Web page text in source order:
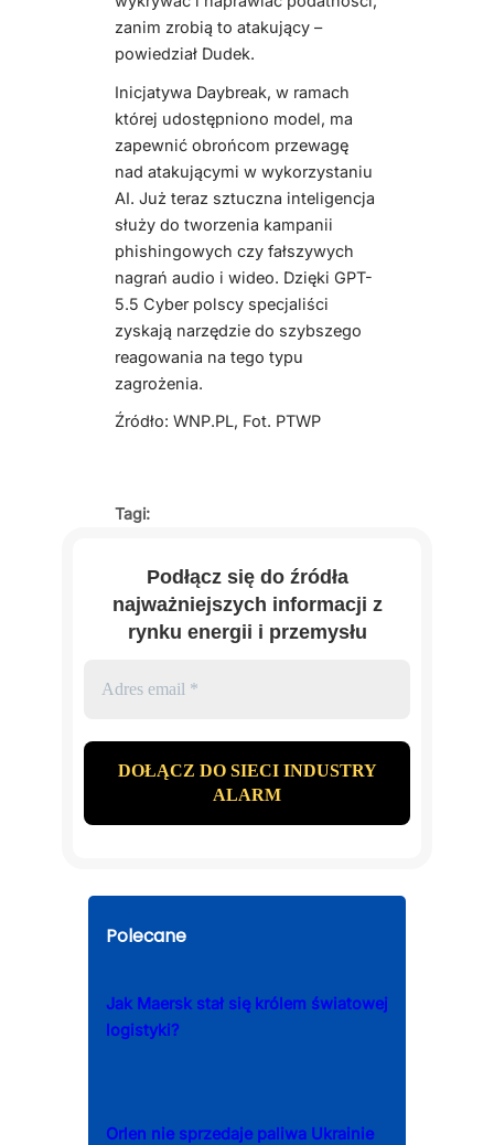
zanim zrobią to atakujący –
powiedział Dudek.
Inicjatywa Daybreak, w ramach
której udostępniono model, ma
zapewnić obrońcom przewagę
nad atakującymi w wykorzystaniu
AI. Już teraz sztuczna inteligencja
służy do tworzenia kampanii
phishingowych czy fałszywych
nagrań audio i wideo. Dzięki GPT-
5.5 Cyber polscy specjaliści
zyskają narzędzie do szybszego
reagowania na tego typu
zagrożenia.
Źródło: WNP.PL, Fot. PTWP
Tagi:
Podłącz się do źródła
najważniejszych informacji z
rynku energii i przemysłu
Polecane
Jak Maersk stał się królem światowej
logistyki?
Orlen nie sprzedaje paliwa Ukrainie